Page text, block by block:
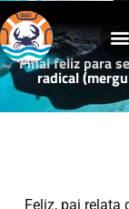
Final feliz para
radical
Feliz, pai relata